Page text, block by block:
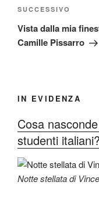
Articolo
successivo
SUCCESSIVO
Vista dalla mia
Camille Pissarro
IN EVIDENZA
Cosa
studenti italiani?
Notte stellata di